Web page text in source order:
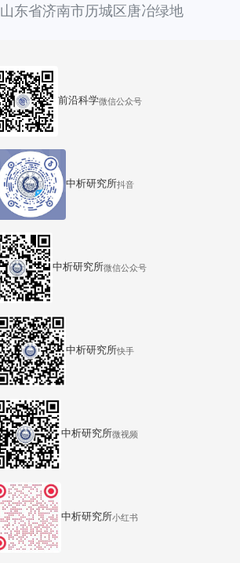
东省济南市历城区唐冶绿地
前沿科学微信公众号
中析研究所抖音
中析研究所微信公众号
中析研究所快手
中析研究所微视频
中析研究所小红书